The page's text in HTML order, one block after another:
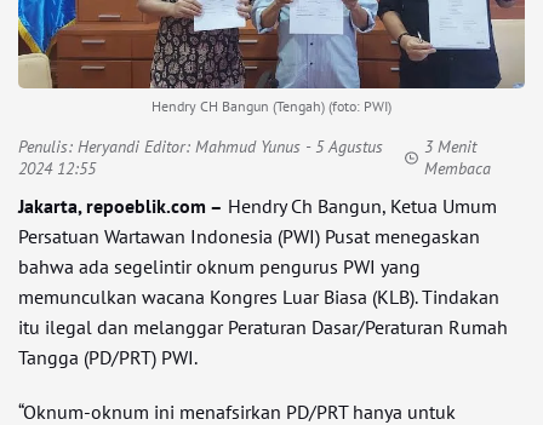
Hendry CH Bangun (Tengah) (foto: PWI)
Penulis: Heryandi Editor: Mahmud Yunus - 5 Agustus
2024 12:55
3 Menit
Membaca
Jakarta, repoeblik.com – Hendry Ch Bangun, Ketua Umum
Persatuan Wartawan Indonesia (PWI) Pusat menegaskan
bahwa ada segelintir oknum pengurus PWI yang
memunculkan wacana Kongres Luar Biasa (KLB). Tindakan
itu ilegal dan melanggar Peraturan Dasar/Peraturan Rumah
Tangga (PD/PRT) PWI.
“Oknum-oknum ini menafsirkan PD/PRT hanya untuk